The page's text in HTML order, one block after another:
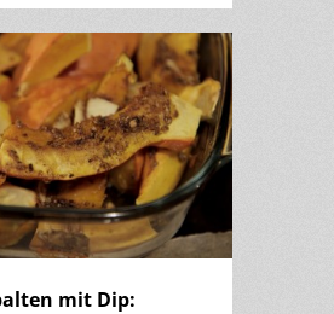
mit Dip: